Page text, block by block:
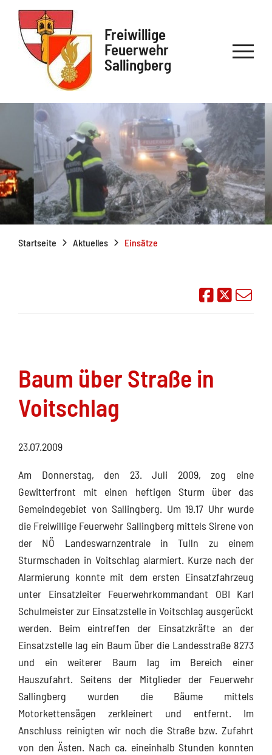
Freiwillige
Feuerwehr
Sallingberg
Startseite Aktuelles Einsätze
Auf
Baum über Straße in
Voitschlag
23.07.2009
Am Donnerstag, den 23. Juli 2009, zog eine
Gewitterfront mit einen heftigen Sturm über das
Gemeindegebiet von Sallingberg. Um 19.17 Uhr wurde
die Freiwillige Feuerwehr Sallingberg mittels Sirene von
der NÖ Landeswarnzentrale in Tulln zu einem
Sturmschaden in Voitschlag alarmiert. Kurze nach der
Alarmierung konnte mit dem ersten Einsatzfahrzeug
unter Einsatzleiter Feuerwehrkommandant OBI Karl
Schulmeister zur Einsatzstelle in Voitschlag ausgerückt
werden. Beim eintreffen der Einsatzkräfte an der
Einsatzstelle lag ein Baum über die Landesstraße 8273
und ein weiterer Baum lag im Bereich einer
Hauszufahrt. Seitens der Mitglieder der Feuerwehr
Sallingberg wurden die Bäume mittels
Motorkettensägen zerkleinert und entfernt. Im
Anschluss reinigten wir noch die Straße bzw. Zufahrt
von den Ästen. Nach ca. eineinhalb Stunden konnten